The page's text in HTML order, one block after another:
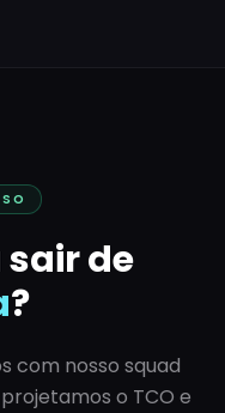
de
?
com nosso squad
o TCO e